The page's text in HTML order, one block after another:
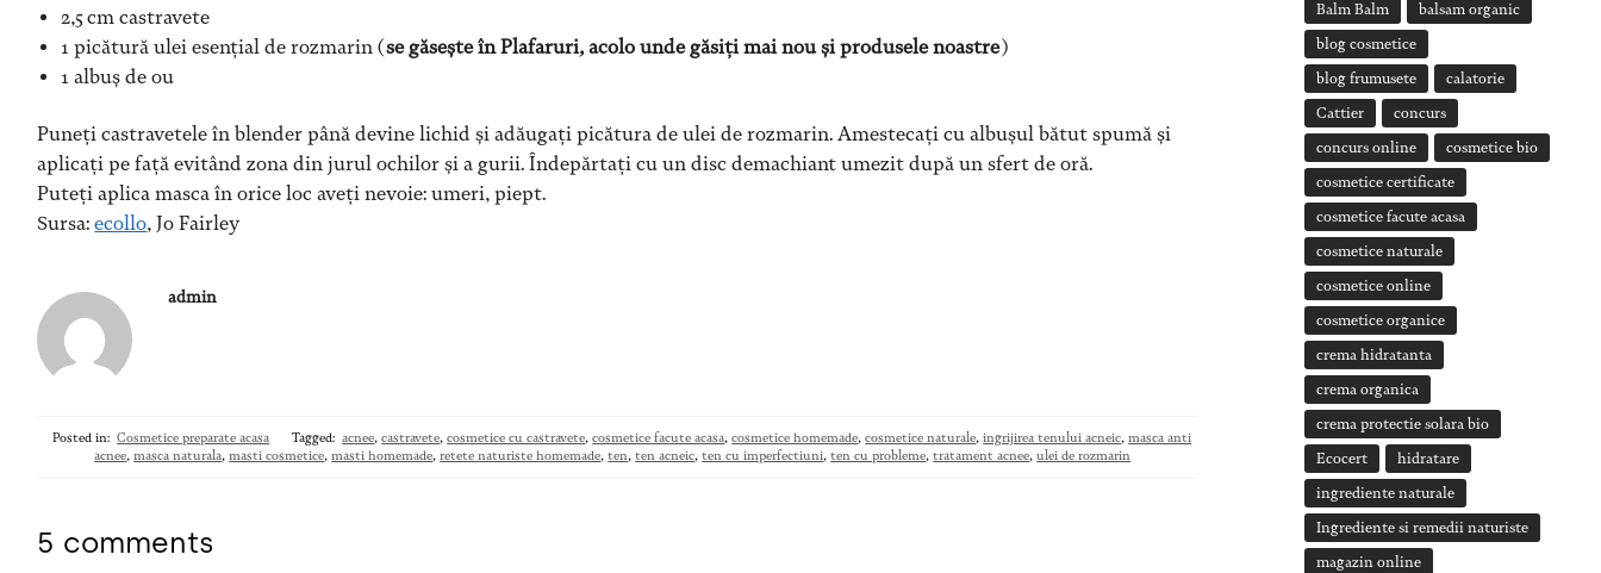
2,5 cm castravete
1 picătură ulei esențial de rozmarin (se găsește în Plafaruri, acolo unde găsiți mai nou și produsele noastre)
1 albuș de ou
Puneți castravetele în blender până devine lichid și adăugați picătura de ulei de rozmarin. Amestecați cu albușul bătut spumă și
aplicați pe față evitând zona din jurul ochilor și a gurii. Îndepărtați cu un disc demachiant umezit după un sfert de oră.
Puteți aplica masca în orice loc aveți nevoie: umeri, piept.
Sursa:ecollo, Jo Fairley
admin
Posted in: Cosmetice preparate acasa Tagged: acnee,castravete,cosmetice cu castravete,cosmetice facute acasa,cosmetice homemade,cosmetice naturale,ingrijirea tenului acneic,masca anti
acnee,masca naturala,masti cosmetice,masti homemade,retete naturiste homemade,ten,ten acneic,ten cu imperfectiuni,ten cu probleme,tratament acnee,ulei de rozmarin
5 comments
Balm Balm balsam organic
blog cosmetice
blog frumusete calatorie
Cattier concurs
concurs online cosmetice bio
cosmetice certificate
cosmetice facute acasa
cosmetice naturale
cosmetice online
cosmetice organice
crema hidratanta
crema organica
crema protectie solara bio
Ecocert hidratare
ingrediente naturale
Ingrediente si remedii naturiste
magazin online